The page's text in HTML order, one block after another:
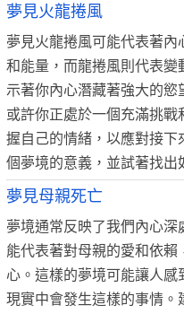
夢見火龍捲風
夢見火龍捲風可能代表著
和能量，而龍捲風則代表
示著你內心潛藏著強大的慾
或許你正處於一個充滿挑
握自己的情緒，以應對接
個夢境的意義，並試著找出
夢見母親死亡
夢境通常反映了我們內心
能代表著對母親的愛和依
心。這樣的夢境可能讓人
現實中會發生這樣的事情